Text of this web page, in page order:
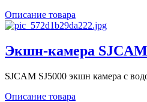
Описание товара
Экшн-камера
SJCAM SJ5000 экшн камера с
Описание товара